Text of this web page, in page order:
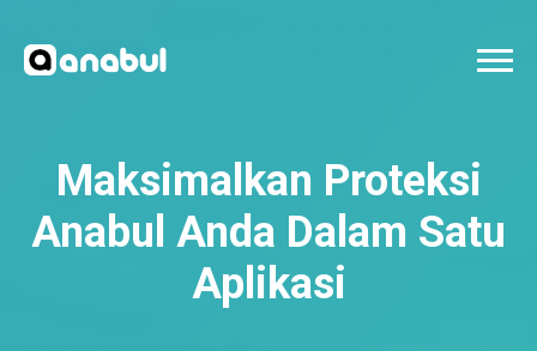
Maksimalkan Proteksi
Anabul Anda Dalam Satu
Aplikasi